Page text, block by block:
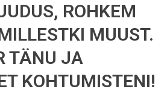
ROHKEM
MUUST.
TÄNU JA
KOHTUMISTENI!